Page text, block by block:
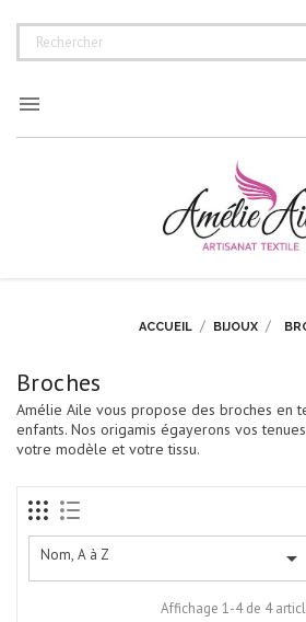

ACCUEIL BIJOUX
Broches
Amélie Aile vous propose des broches en
enfants. Nos origamis égayerons vos
votre modèle et votre tissu.
Nom, A à Z 
Affichage 1-4 de 4